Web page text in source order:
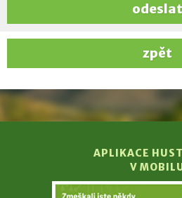
odeslat
zpět
APLIKACE
V